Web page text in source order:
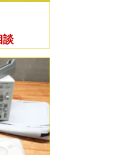
談